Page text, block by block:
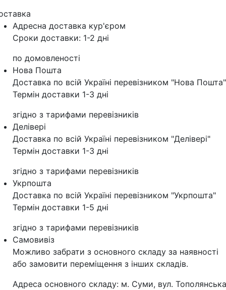
Адресна доставка кур'‎єром
Сроки доставки: 1-2 дні
по домовленості
Нова Пошта
Доставка по всій Україні перевізником "Нова Пошта"
Термін доставки 1-3 дні
згідно з тарифами перевізників
Делівері
Доставка по всій Україні перевізником "Делівері"
Термін доставки 1-3 дні
згідно з тарифами перевізників
Укрпошта
Доставка по всій Україні перевізником "Укрпошта"
Термін доставки 1-5 дні
згідно з тарифами перевізників
Самовивіз
Можливо забрати з основного складу за наявності
або замовити переміщення з інших складів.
Адреса основного складу: м. Суми, вул.